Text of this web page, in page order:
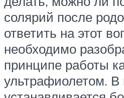
солярий после
ответить на этот
необходимо
принципе работы
ультрафиолетом.